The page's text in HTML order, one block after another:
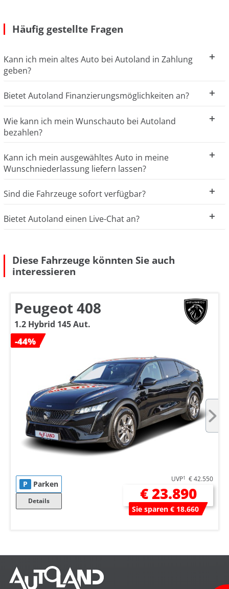
Häufig gestellte Fragen
Kann ich mein altes Auto bei Autoland in Zahlung
geben?
Bietet Autoland Finanzierungsmöglichkeiten an?
Wie kann ich mein Wunschauto bei Autoland
bezahlen?
Kann ich mein ausgewähltes Auto in meine
Wunschniederlassung liefern lassen?
Sind die Fahrzeuge sofort verfügbar?
Bietet Autoland einen Live-Chat an?
Diese Fahrzeuge könnten Sie auch
interessieren
Peugeot 408
1.2 Hybrid 145 Aut.
-44%
P Parken
Details
UVP1 € 42.550
€ 23.890
Sie sparen € 18.660